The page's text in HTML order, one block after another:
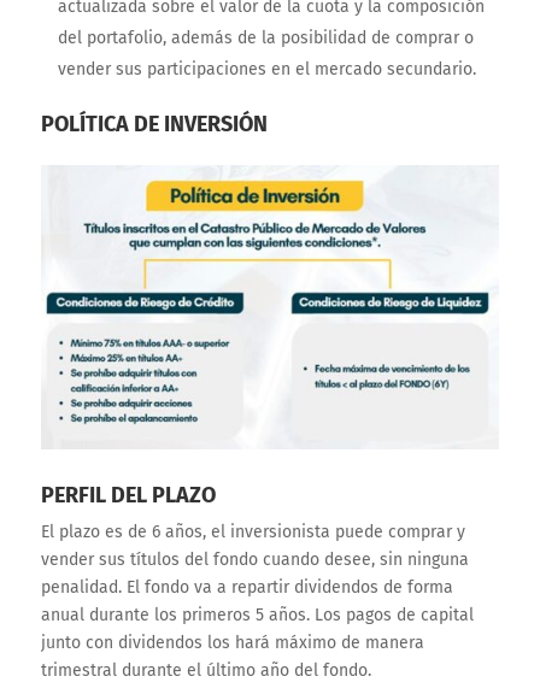
actualizada sobre el valor de la cuota y la composición
del portafolio, además de la posibilidad de comprar o
vender sus participaciones en el mercado secundario.
POLÍTICA DE INVERSIÓN
PERFIL DEL PLAZO
El plazo es de 6 años, el inversionista puede comprar y
vender sus títulos del fondo cuando desee, sin ninguna
penalidad. El fondo va a repartir dividendos de forma
anual durante los primeros 5 años. Los pagos de capital
junto con dividendos los hará máximo de manera
trimestral durante el último año del fondo.